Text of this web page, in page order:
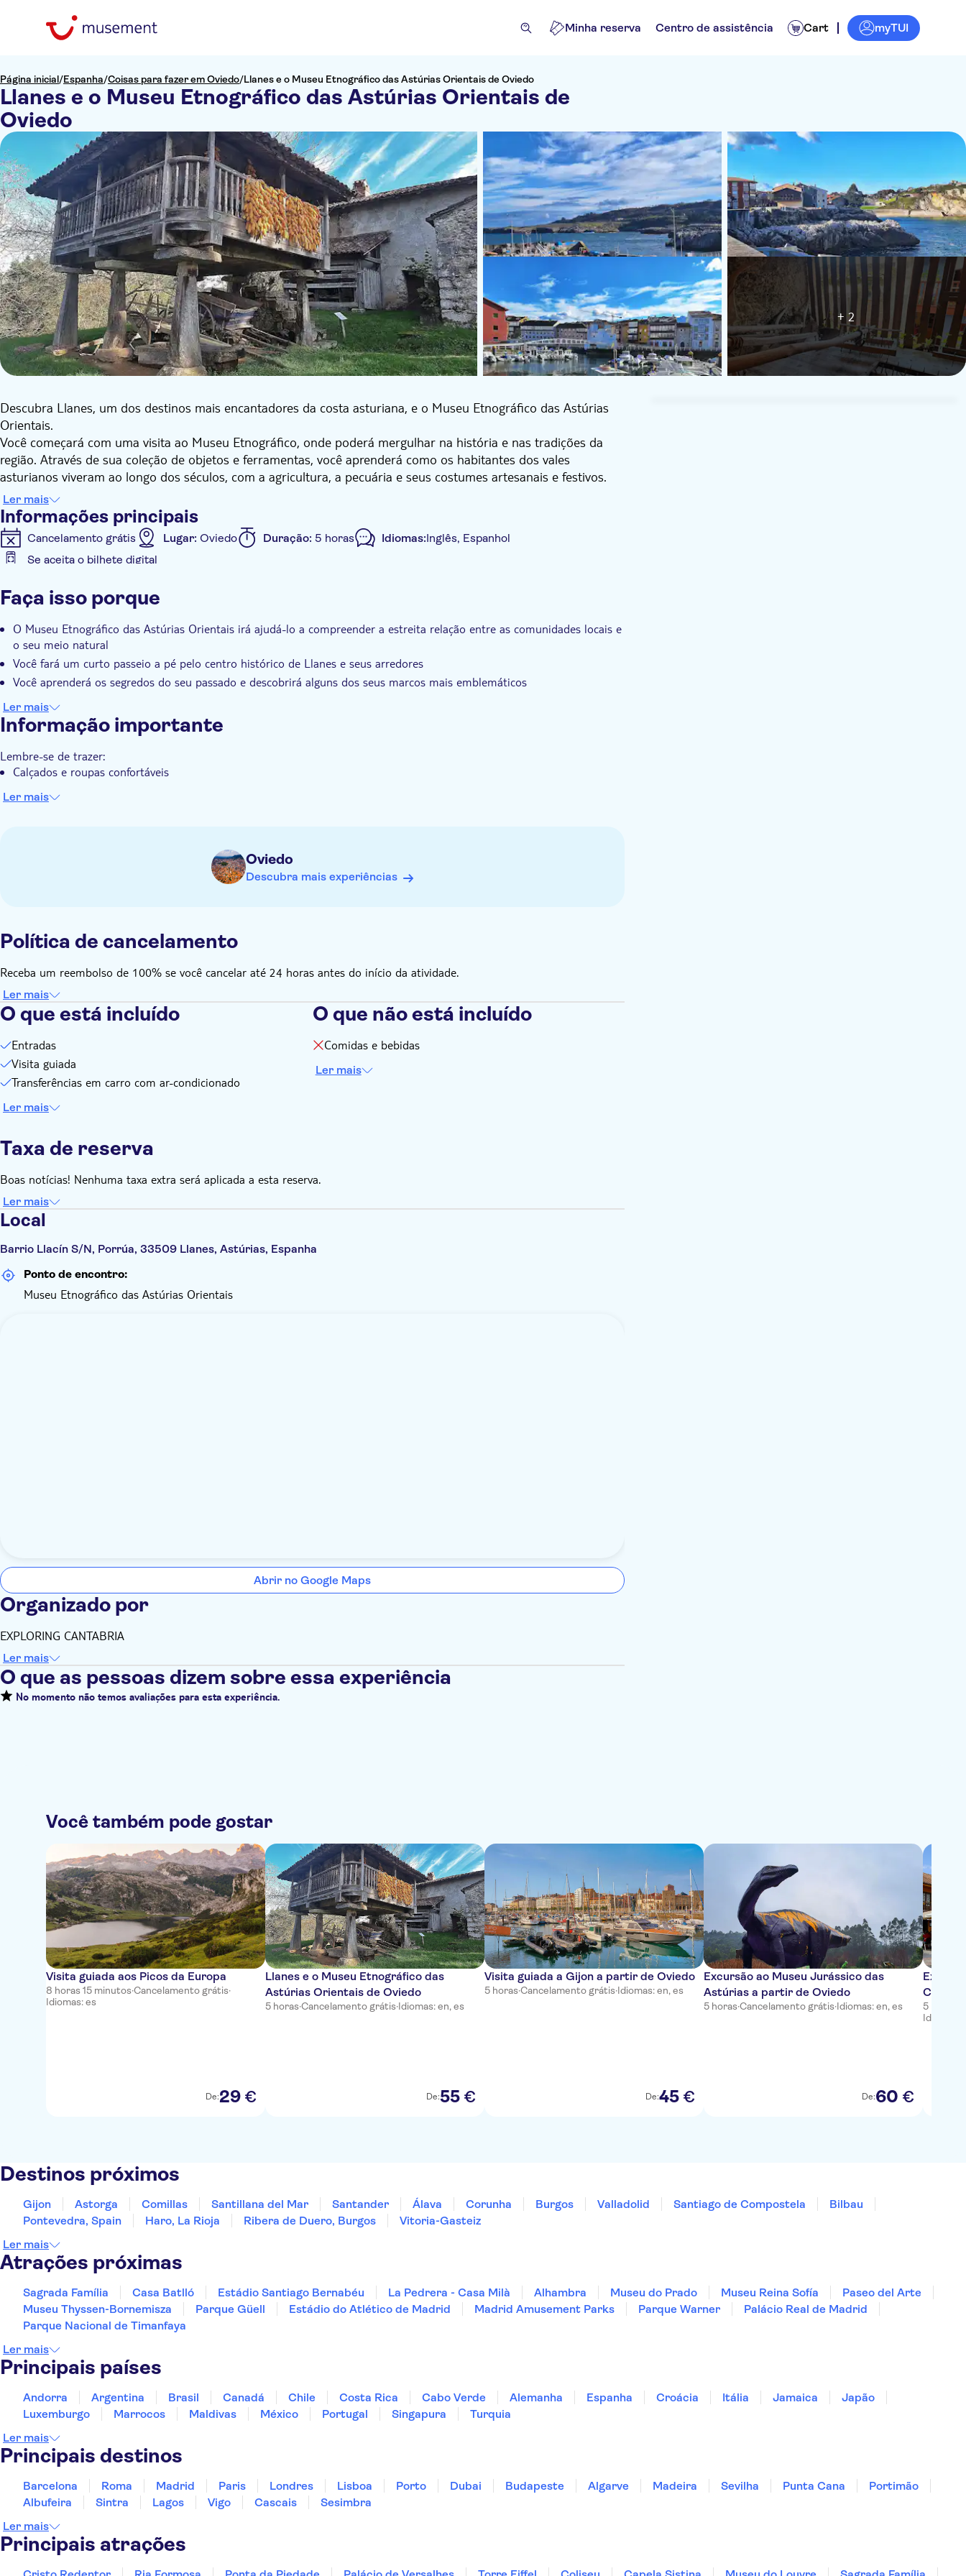
Minha reserva Centro de assistência Cart myTUI
Página inicial/Espanha/Coisas para fazer em Oviedo/Llanes e o Museu Etnográfico das Astúrias Orientais de Oviedo
Llanes e o Museu Etnográfico das Astúrias Orientais de
Oviedo
+ 2
Descubra Llanes, um dos destinos mais encantadores da costa asturiana, e o Museu Etnográfico das Astúrias
Orientais.
Você começará com uma visita ao Museu Etnográfico, onde poderá mergulhar na história e nas tradições da
região. Através de sua coleção de objetos e ferramentas, você aprenderá como os habitantes dos vales
asturianos viveram ao longo dos séculos, com a agricultura, a pecuária e seus costumes artesanais e festivos.
O museu ajudará você a entender a estreita relação entre as comunidades locais e seus arredores naturais.
Além disso, sua localização pitoresca permitirá que você desfrute de um cenário único enquanto explora suas
valiosas exposições.
Após esta experiência, você seguirá para Llanes, onde fará um passeio a pé pelo centro histórico e pelo porto
náutico. Você aprenderá os segredos do seu passado e descobrirá alguns de seus marcos mais emblemáticos,
erguem diante do imponente Mar Cantábrico. Você também terá cerca de uma hora de tempo livre para
apreciar a vibrante atmosfera do porto de pesca ou saborear a culinária local.
Por fim, você retornará a Oviedo com memórias inesquecíveis de um dia cheio de cultura, história e beleza
natural.
Ler mais
Informações principais
Cancelamento grátis Lugar: Oviedo Duração: 5 horas Idiomas:Inglês, Espanhol
Se aceita o bilhete digital
Confirmação instantânea
Faça isso porque
O Museu Etnográfico das Astúrias Orientais irá ajudá-lo a compreender a estreita relação entre as comunidades locais e
o seu meio natural
Você fará um curto passeio a pé pelo centro histórico de Llanes e seus arredores
Você aprenderá os segredos do seu passado e descobrirá alguns dos seus marcos mais emblemáticos
Ler mais
Informação importante
Lembre-se de trazer:
Calçados e roupas confortáveis
Ler mais
Oviedo
Descubra mais experiências
Política de cancelamento
Receba um reembolso de 100% se você cancelar até 24 horas antes do início da atividade.
Ler mais
O que está incluído
Entradas
Visita guiada
Transferências em carro com ar-condicionado
Ler mais
O que não está incluído
Comidas e bebidas
Ler mais
Taxa de reserva
Boas notícias! Nenhuma taxa extra será aplicada a esta reserva.
Ler mais
Local
Barrio Llacín S/N, Porrúa, 33509 Llanes, Astúrias, Espanha
Ponto de encontro:
Museu Etnográfico das Astúrias Orientais
Abrir no Google Maps
Organizado por
EXPLORING CANTABRIA
Ler mais
O que as pessoas dizem sobre essa experiência
No momento não temos avaliações para esta experiência.
Você também pode gostar
Visita guiada aos Picos da Europa
8 horas 15 minutos·Cancelamento grátis·
Idiomas: es
De:29 €
Llanes e o Museu Etnográfico das
Astúrias Orientais de Oviedo
5 horas·Cancelamento grátis·Idiomas: en, es
De:55 €
Visita guiada a Gijon a partir de Oviedo
5 horas·Cancelamento grátis·Idiomas: en, es
De:45 €
Excursão ao Museu Jurássico das
Astúrias a partir de Oviedo
5 horas·Cancelamento grátis·Idiomas: en, es
De:60 €
Cabo
5 horas
Idiomas:
Destinos próximos
Gijon Astorga Comillas Santillana del Mar Santander Álava Corunha Burgos Valladolid Santiago de Compostela
Bilbau
Pontevedra, Spain
Haro, La Rioja Ribera de Duero, Burgos
Vitoria-Gasteiz
Ler mais
Atrações próximas
Sagrada Família Casa Batlló Estádio Santiago Bernabéu La Pedrera - Casa Milà Alhambra Museu do Prado Museu Reina Sofía
Paseo del Arte
Museu Thyssen-Bornemisza
Parque Güell Estádio do Atlético de Madrid Madrid Amusement Parks Parque Warner
Palácio Real de Madrid
Parque Nacional de Timanfaya
Ler mais
Principais países
Andorra Argentina Brasil Canadá Chile Costa Rica Cabo Verde Alemanha Espanha Croácia Itália Jamaica
Japão
Luxemburgo
Marrocos Maldivas México Portugal Singapura
Turquia
Ler mais
Principais destinos
Barcelona Roma Madrid Paris Londres Lisboa Porto Dubai Budapeste Algarve Madeira Sevilha Punta Cana
Portimão
Albufeira
Sintra Lagos Vigo Cascais
Sesimbra
Ler mais
Principais atrações